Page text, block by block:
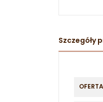
Szczegóły